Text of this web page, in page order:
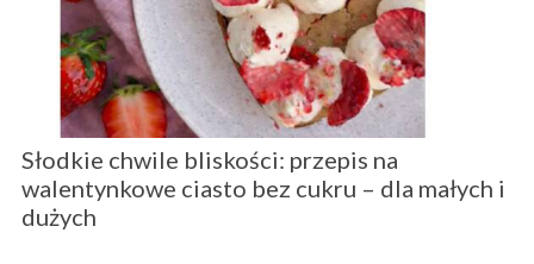
Słodkie chwile bliskości: przepis na
walentynkowe ciasto bez cukru – dla małych i
dużych